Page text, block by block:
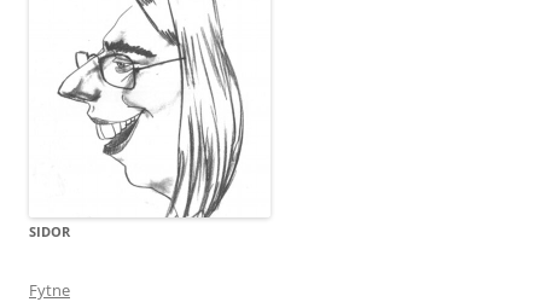
SIDOR
Fytne